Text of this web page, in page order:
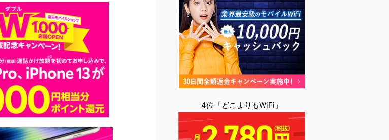
4位「どこよりもWiFi」